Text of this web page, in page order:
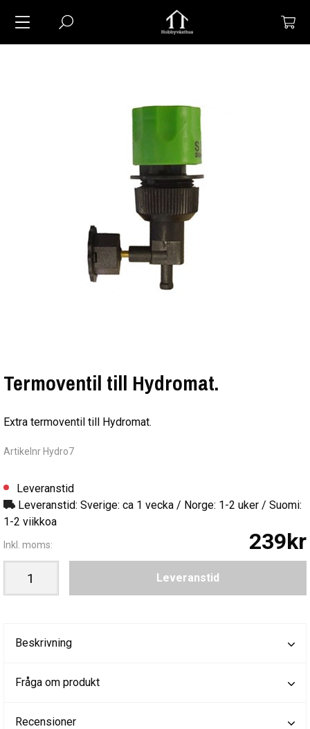
Termoventil till Hydromat.
Extra termoventil till Hydromat.
Artikelnr Hydro7
Leveranstid
Leveranstid: Sverige: ca 1 vecka / Norge: 1-2 uker / Suomi:
1-2 viikkoa
Inkl. moms: 239kr
Leveranstid
Beskrivning
Fråga om produkt
Recensioner